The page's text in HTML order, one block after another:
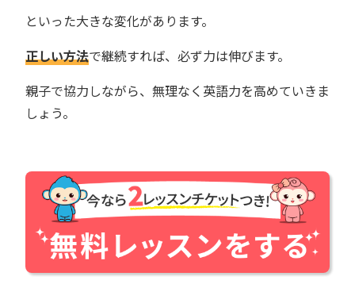
といった大きな変化があります。
正しい方法で継続すれば、必ず力は伸びます。
親子で協力しながら、無理なく英語力を高めていきま
しょう。